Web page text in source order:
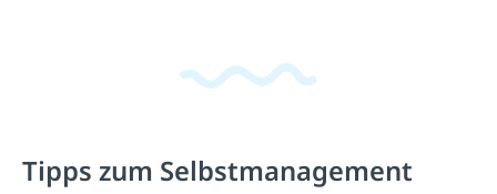
Tipps zum Selbstmanagement